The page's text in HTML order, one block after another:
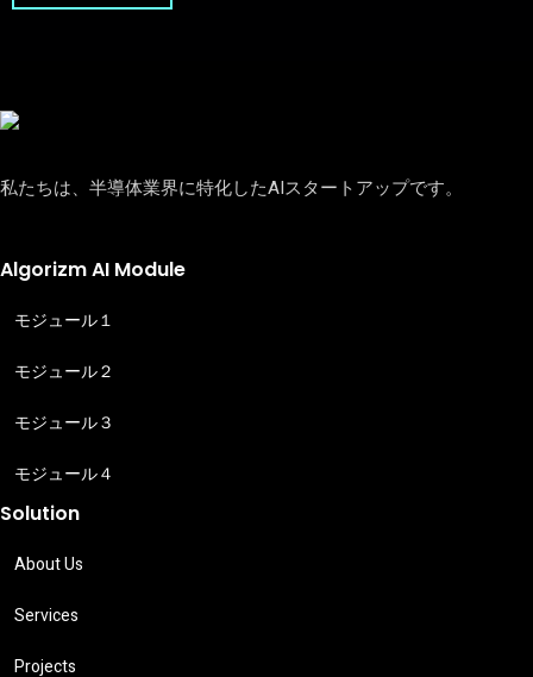
私たちは、半導体業界に特化したAIスタートアップです。
Algorizm AI Module
モジュール１
モジュール２
モジュール３
モジュール４
Solution
About Us
Services
Projects